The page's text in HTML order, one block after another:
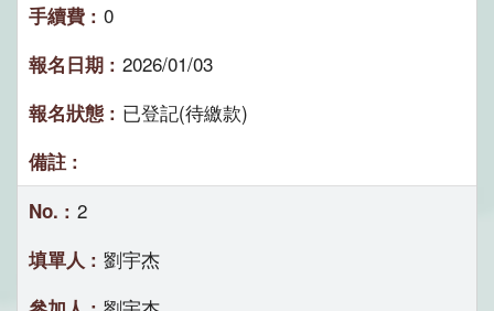
0
2026/01/03
已登記(待繳款)
2
劉宇杰